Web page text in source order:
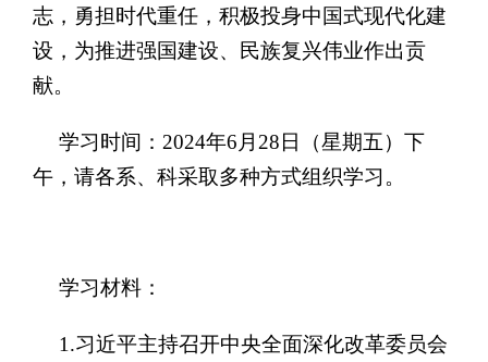
志，勇担时代重任，积极投身中国式现代化建
设，为推进强国建设、民族复兴伟业作出贡
献。
学习时间： 2024年6 月 28 日（星期五）下
午，请各系、科采取多种方式组织学习。
学习材料：
1.习近平主持召开中央全面深化改革委员会